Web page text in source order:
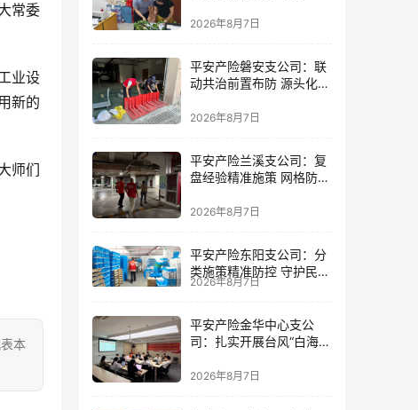
常委
业设
新的
师们
本
2026年8月7日
平安产险磐安支公司：联
动共治前置布防 源头化解
2026年8月7日
平安产险兰溪支公司：复
盘经验精准施策 网格防控
2026年8月7日
平安产险东阳支公司：分
类施策精准防控 守护民生
民企安全
2026年8月7日
平安产险金华中心支公
司：扎实开展台风“白海
2026年8月7日